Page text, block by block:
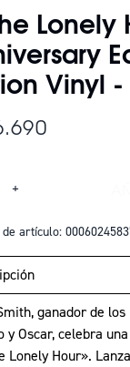
Lonely
Vinyl
+
artículo:
ganador de los
y Oscar, celebra
Lonely Hour».